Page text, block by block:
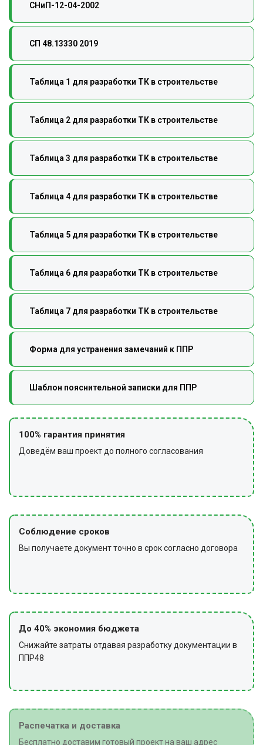
СНиП-12-04-2002
СП 48.13330 2019
Таблица 1 для разработки ТК в строительстве
Таблица 2 для разработки ТК в строительстве
Таблица 3 для разработки ТК в строительстве
Таблица 4 для разработки ТК в строительстве
Таблица 5 для разработки ТК в строительстве
Таблица 6 для разработки ТК в строительстве
Таблица 7 для разработки ТК в строительстве
Форма для устранения замечаний к ППР
Шаблон пояснительной записки для ППР
100% гарантия принятия
Доведём ваш проект до полного согласования
Соблюдение сроков
Вы получаете документ точно в срок согласно договора
До 40% экономия бюджета
Снижайте затраты отдавая разработку документации в
ППР48
Распечатка и доставка
Бесплатно доставим готовый проект на ваш адрес